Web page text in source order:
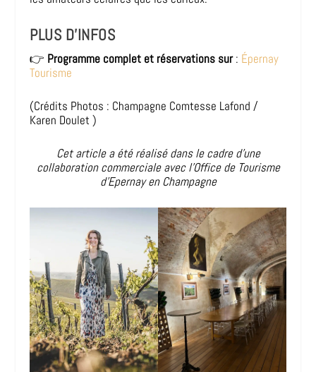
PLUS D’INFOS
👉 Programme complet et réservations sur: Épernay
Tourisme
(Crédits Photos : Champagne Comtesse Lafond /
Karen Doulet )
Cet article a été réalisé dans le cadre d’une
collaboration commerciale avec l’Office de Tourisme
d’Epernay en Champagne